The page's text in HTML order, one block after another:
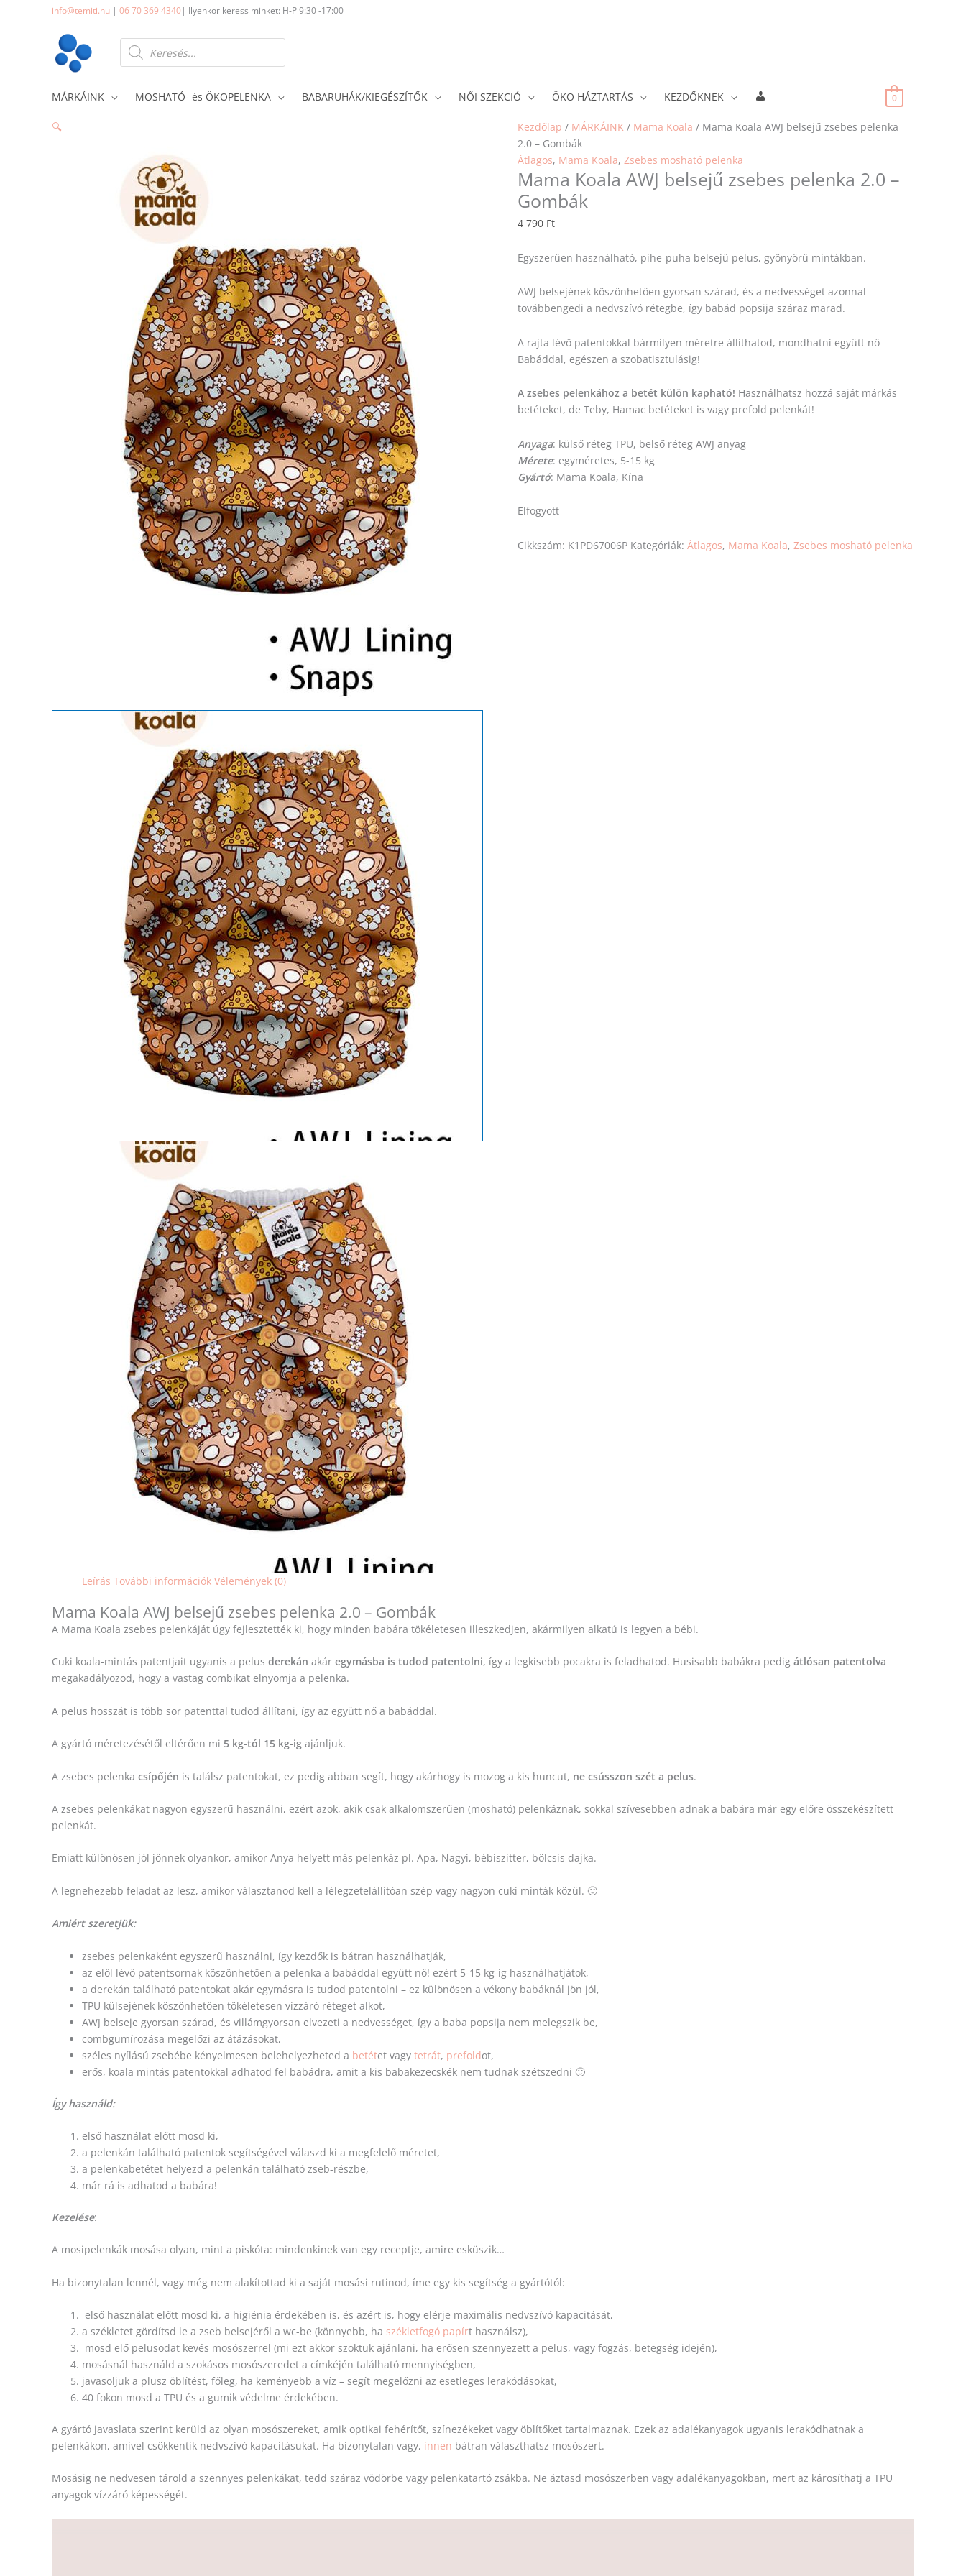
to
info@temiti.hu | 06 70 369 4340| Ilyenkor keress minket: H-P 9:30 -17:00
Products
search
MÁRKÁINK MOSHATÓ- és ÖKOPELENKA BABARUHÁK/KIEGÉSZÍTŐK NŐI SZEKCIÓ ÖKO HÁZTARTÁS KEZDŐKNEK 0
🔍 Kezdőlap / MÁRKÁINK / Mama Koala / Mama Koala AWJ belsejű zsebes pelenka
2.0 – Gombák
Átlagos, Mama Koala, Zsebes mosható pelenka
Mama Koala AWJ belsejű zsebes pelenka 2.0 –
Gombák
4 790 Ft
Egyszerűen használható, pihe-puha belsejű pelus, gyönyörű mintákban.
AWJ belsejének köszönhetően gyorsan szárad, és a nedvességet azonnal
továbbengedi a nedvszívó rétegbe, így babád popsija száraz marad.
A rajta lévő patentokkal bármilyen méretre állíthatod, mondhatni együtt nő
Babáddal, egészen a szobatisztulásig!
A zsebes pelenkához a betét külön kapható! Használhatsz hozzá saját márkás
betéteket, de Teby, Hamac betéteket is vagy prefold pelenkát!
Anyaga: külső réteg TPU, belső réteg AWJ anyag
Mérete: egyméretes, 5-15 kg
Gyártó: Mama Koala, Kína
Elfogyott
Cikkszám: K1PD67006P Kategóriák: Átlagos, Mama Koala, Zsebes mosható pelenka
Leírás További információk Vélemények (0)
Mama Koala AWJ belsejű zsebes pelenka 2.0 – Gombák
A Mama Koala zsebes pelenkáját úgy fejlesztették ki, hogy minden babára tökéletesen illeszkedjen, akármilyen alkatú is legyen a bébi.
Cuki koala-mintás patentjait ugyanis a pelus derekán akár egymásba is tudod patentolni, így a legkisebb pocakra is feladhatod. Husisabb babákra pedig átlósan patentolva
megakadályozod, hogy a vastag combikat elnyomja a pelenka.
A pelus hosszát is több sor patenttal tudod állítani, így az együtt nő a babáddal.
A gyártó méretezésétől eltérően mi 5 kg-tól 15 kg-ig ajánljuk.
A zsebes pelenka csípőjén is találsz patentokat, ez pedig abban segít, hogy akárhogy is mozog a kis huncut, ne csússzon szét a pelus.
A zsebes pelenkákat nagyon egyszerű használni, ezért azok, akik csak alkalomszerűen (mosható) pelenkáznak, sokkal szívesebben adnak a babára már egy előre összekészített
pelenkát.
Emiatt különösen jól jönnek olyankor, amikor Anya helyett más pelenkáz pl. Apa, Nagyi, bébiszitter, bölcsis dajka.
A legnehezebb feladat az lesz, amikor választanod kell a lélegzetelállítóan szép vagy nagyon cuki minták közül. 🙂
Amiért szeretjük:
zsebes pelenkaként egyszerű használni, így kezdők is bátran használhatják,
az elől lévő patentsornak köszönhetően a pelenka a babáddal együtt nő! ezért 5-15 kg-ig használhatjátok,
a derekán található patentokat akár egymásra is tudod patentolni – ez különösen a vékony babáknál jön jól,
TPU külsejének köszönhetően tökéletesen vízzáró réteget alkot,
AWJ belseje gyorsan szárad, és villámgyorsan elvezeti a nedvességet, így a baba popsija nem melegszik be,
combgumírozása megelőzi az átázásokat,
széles nyílású zsebébe kényelmesen belehelyezheted a betétet vagy tetrát, prefoldot,
erős, koala mintás patentokkal adhatod fel babádra, amit a kis babakezecskék nem tudnak szétszedni 🙂
Így használd:
első használat előtt mosd ki,
a pelenkán található patentok segítségével válaszd ki a megfelelő méretet,
a pelenkabetétet helyezd a pelenkán található zseb-részbe,
már rá is adhatod a babára!
Kezelése:
A mosipelenkák mosása olyan, mint a piskóta: mindenkinek van egy receptje, amire esküszik…
Ha bizonytalan lennél, vagy még nem alakítottad ki a saját mosási rutinod, íme egy kis segítség a gyártótól:
első használat előtt mosd ki, a higiénia érdekében is, és azért is, hogy elérje maximális nedvszívó kapacitását,
a székletet gördítsd le a zseb belsejéről a wc-be (könnyebb, ha székletfogó papírt használsz),
mosd elő pelusodat kevés mosószerrel (mi ezt akkor szoktuk ajánlani, ha erősen szennyezett a pelus, vagy fogzás, betegség idején),
mosásnál használd a szokásos mosószeredet a címkéjén található mennyiségben,
javasoljuk a plusz öblítést, főleg, ha keményebb a víz – segít megelőzni az esetleges lerakódásokat,
40 fokon mosd a TPU és a gumik védelme érdekében.
A gyártó javaslata szerint kerüld az olyan mosószereket, amik optikai fehérítőt, színezékeket vagy öblítőket tartalmaznak. Ezek az adalékanyagok ugyanis lerakódhatnak a
pelenkákon, amivel csökkentik nedvszívó kapacitásukat. Ha bizonytalan vagy, innen bátran választhatsz mosószert.
Mosásig ne nedvesen tárold a szennyes pelenkákat, tedd száraz vödörbe vagy pelenkatartó zsákba. Ne áztasd mosószerben vagy adalékanyagokban, mert az károsíthatj a TPU
anyagok vízzáró képességét.